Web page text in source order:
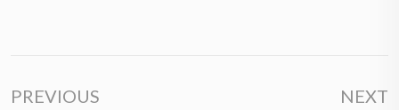
PREVIOUS NEXT